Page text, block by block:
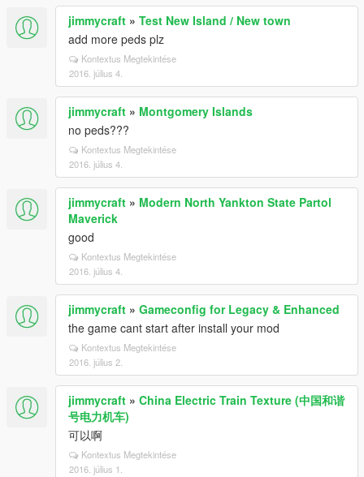
jimmycraft » Test New Island / New town
add more peds plz
Kontextus Megtekintése
2016. július 4.
jimmycraft » Montgomery Islands
no peds???
Kontextus Megtekintése
2016. július 4.
jimmycraft » Modern North Yankton State Partol
Maverick
good
Kontextus Megtekintése
2016. július 4.
jimmycraft » Gameconfig for Legacy & Enhanced
the game cant start after install your mod
Kontextus Megtekintése
2016. július 2.
jimmycraft » China Electric Train Texture (中国和谐
号电力机车)
可以啊
Kontextus Megtekintése
2016. július 1.